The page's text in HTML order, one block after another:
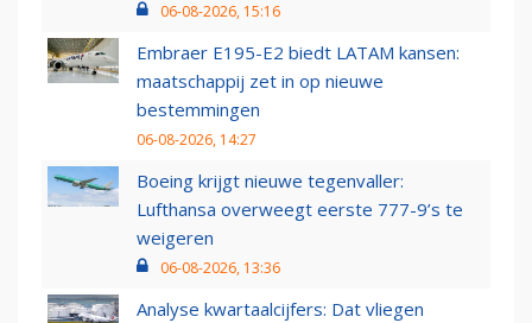
06-08-2026, 15:16
Embraer E195-E2 biedt LATAM kansen:
maatschappij zet in op nieuwe
bestemmingen
06-08-2026, 14:27
Boeing krijgt nieuwe tegenvaller:
Lufthansa overweegt eerste 777-9’s te
weigeren
06-08-2026, 13:36
Analyse kwartaalcijfers: Dat vliegen